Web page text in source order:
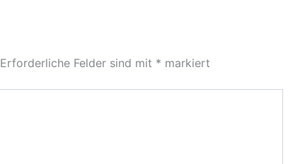
Erforderliche Felder sind mit * markiert